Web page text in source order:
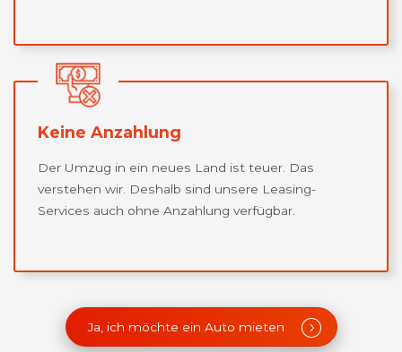
Keine Anzahlung
Der Umzug in ein neues Land ist teuer. Das
verstehen wir. Deshalb sind unsere Leasing-
Services auch ohne Anzahlung verfügbar.
Ja, ich möchte ein Auto mieten